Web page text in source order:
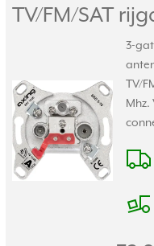
TV/FM/SAT
3-
TV/
Mhz.